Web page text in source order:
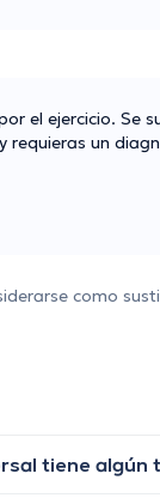
el ejercicio. Se
un
como